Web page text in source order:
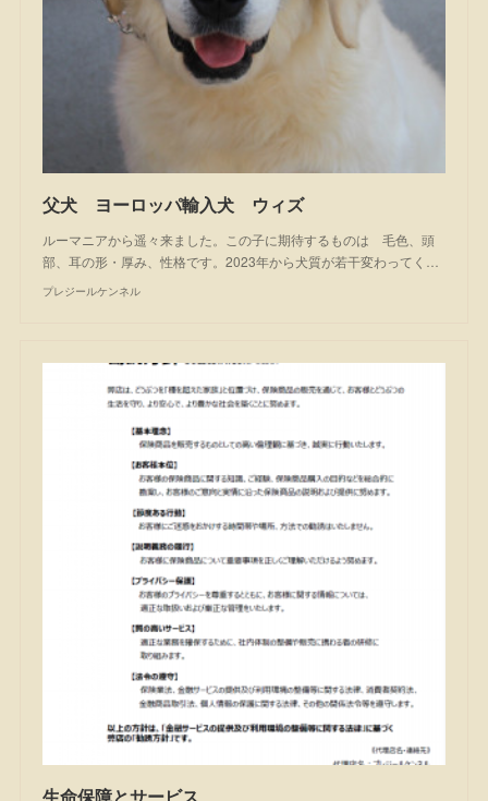
父犬 ヨーロッパ輸入犬 ウィズ
ルーマニアから遥々来ました。この子に期待するものは 毛色、頭
部、耳の形・厚み、性格です。2023年から犬質が若干変わってく…
プレジールケンネル
生命保障とサービス